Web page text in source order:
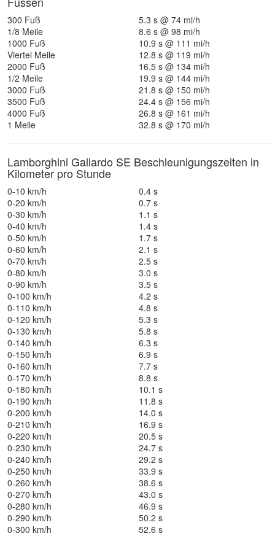
300 Fuß
5.3 s @ 74 mi/h
1/8 Meile
8.6 s @ 98 mi/h
1000 Fuß
10.9 s @ 111 mi/h
Viertel Meile
12.8 s @ 119 mi/h
2000 Fuß
16.5 s @ 134 mi/h
1/2 Meile
19.9 s @ 144 mi/h
3000 Fuß
21.8 s @ 150 mi/h
3500 Fuß
24.4 s @ 156 mi/h
4000 Fuß
26.8 s @ 161 mi/h
1 Meile
32.8 s @ 170 mi/h
Lamborghini Gallardo SE Beschleunigungszeiten in
Kilometer pro Stunde
0-10 km/h
0.4 s
0-20 km/h
0.7 s
0-30 km/h
1.1 s
0-40 km/h
1.4 s
0-50 km/h
1.7 s
0-60 km/h
2.1 s
0-70 km/h
2.5 s
0-80 km/h
3.0 s
0-90 km/h
3.5 s
0-100 km/h
4.2 s
0-110 km/h
4.8 s
0-120 km/h
5.3 s
0-130 km/h
5.8 s
0-140 km/h
6.3 s
0-150 km/h
6.9 s
0-160 km/h
7.7 s
0-170 km/h
8.8 s
0-180 km/h
10.1 s
0-190 km/h
11.8 s
0-200 km/h
14.0 s
0-210 km/h
16.9 s
0-220 km/h
20.5 s
0-230 km/h
24.7 s
0-240 km/h
29.2 s
0-250 km/h
33.9 s
0-260 km/h
38.6 s
0-270 km/h
43.0 s
0-280 km/h
46.9 s
0-290 km/h
50.2 s
0-300 km/h
52.6 s